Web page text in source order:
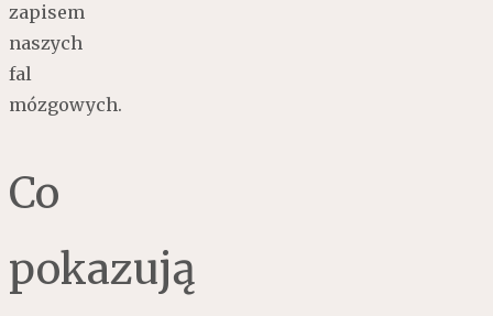
zapisem
naszych
fal
mózgowych.
Co
pokazują